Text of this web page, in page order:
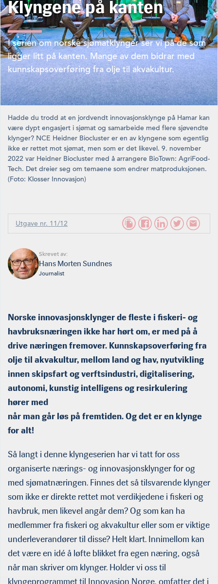
Klyngene på kanten
I serien om norske sjømatklynger ser vi på de som
ligger litt på kanten. Mange av dem bidrar med
kunnskapsoverføring fra olje til akvakultur.
Hadde du trodd at en jordvendt innovasjonsklynge på Hamar kan
være dypt engasjert i sjømat og samarbeide med flere sjøvendte
klynger? NCE Heidner Biocluster er en av klyngene som egentlig
ikke er rettet mot sjømat, men som er det likevel. 9. november
2022 var Heidner Biocluster med å arrangere BioTown: AgriFood­
Tech. Det dreier seg om temaene som endrer matproduksjonen.
(Foto: Klosser Innovasjon)
Utgave nr. 11/12
Skrevet av:
Hans Morten Sundnes
Journalist
Norske innovasjonsklynger de fleste i fiskeri- og
havbruksnæringen ikke har hørt om, er med på å
drive næringen fremover. Kunnskapsoverføring fra
olje til akvakultur, mellom land og hav, nyutvikling
innen skipsfart og verftsindustri, digitalisering,
autonomi, kunstig intelligens og resirkulering
hører med
når man går løs på fremtiden. Og det er en klynge
for alt!
Så langt i denne klyngeserien har vi tatt for oss
organiserte nærings- og innovasjonsklynger for og
med sjømatnæringen. Finnes det så tilsvarende klynger
som ikke er direkte rettet mot verdikjedene i fiskeri og
havbruk, men likevel angår dem? Og som kan ha
medlemmer fra fiskeri og akvakultur eller som er viktige
underleverandører til disse? Helt klart. Innimellom kan
det være en idé å løfte blikket fra egen næring, også
når man skriver om klynger. Holder vi oss til
klyngeprogrammet til Innovasjon Norge, omfatter det i